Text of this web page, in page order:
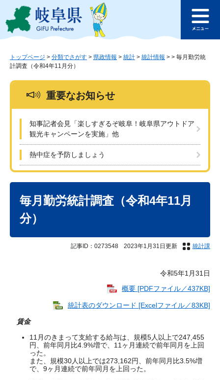
ジ
ュ
このページの本文へ
ュ
トップページ > 分類でさがす > 県政情報 > 統計 > 統計情報 > > 毎月勤労統
計調査（令和4年11月分）
重要なお知らせ
知事記者会見「楽しすぎるぞ岐阜！岐阜県アウトドア
観光キャンペーンを実施」他
熱中症を予防しましょう
毎月勤労統計調査（令和4年11月
分）
記事ID：0273548 2023年1月31日更新 統計課
令和5年1月31日
概要 [PDFファイル／437KB]
統計表のダウンロード [Excelファイル／83KB]
賃金
11月のきまって支給する給与は、規模5人以上で247,455
円、前年同月比4.9%増で、11ヶ月連続で前年同月を上回
った。
また、規模30人以上では273,162円、前年同月比3.5%増
で、9ヶ月連続で前年同月を上回った。